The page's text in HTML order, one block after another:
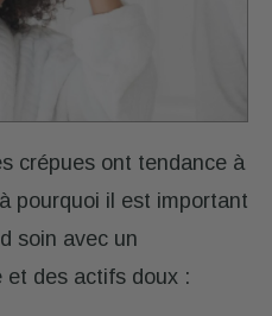
crépues ont tendance à
pourquoi il est important
soin avec un
et des actifs doux :